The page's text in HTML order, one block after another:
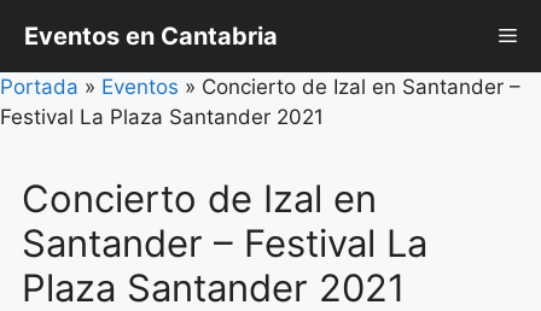
contenido
Eventos en Cantabria
Portada » Eventos » Concierto de Izal en Santander –
Festival La Plaza Santander 2021
Concierto de Izal en
Santander – Festival La
Plaza Santander 2021